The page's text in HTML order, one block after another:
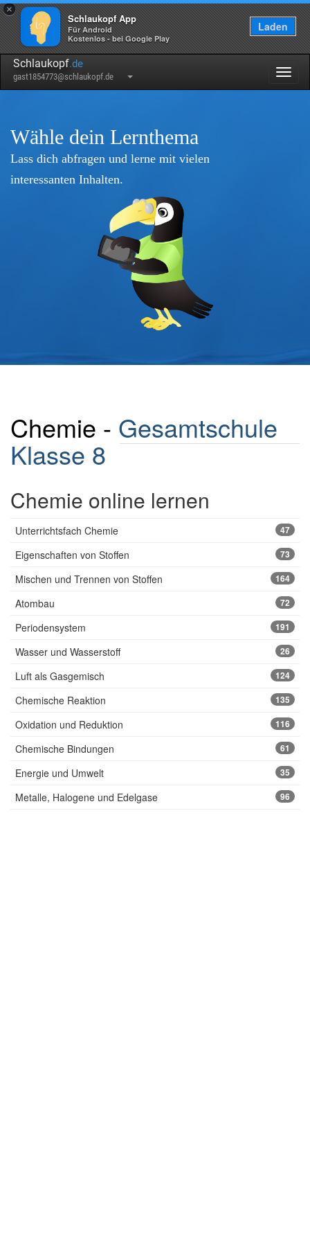
×
Schlaukopf App
Für Android
Kostenlos - bei Google Play
Laden
Schlaukopf.de
gast1854773@schlaukopf.de
Wähle dein Lernthema
Lass dich abfragen und lerne mit vielen
interessanten Inhalten.
Chemie - Gesamtschule
Klasse 8
Chemie online lernen
Unterrichtsfach Chemie 47
Eigenschaften von Stoffen 73
Mischen und Trennen von Stoffen 164
Atombau 72
Periodensystem 191
Wasser und Wasserstoff 26
Luft als Gasgemisch 124
Chemische Reaktion 135
Oxidation und Reduktion 116
Chemische Bindungen 61
Energie und Umwelt 35
Metalle, Halogene und Edelgase 96